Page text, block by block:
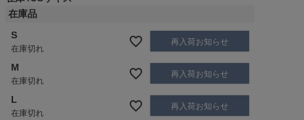
在庫品
S
在庫切れ
再入荷お知らせ
M
在庫切れ
再入荷お知らせ
L
在庫切れ
再入荷お知らせ